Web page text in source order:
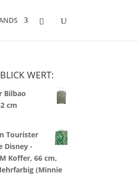
WERT:
Bilbao
cm
Tourister
Disney -
Koffer, 66 cm,
(Minnie